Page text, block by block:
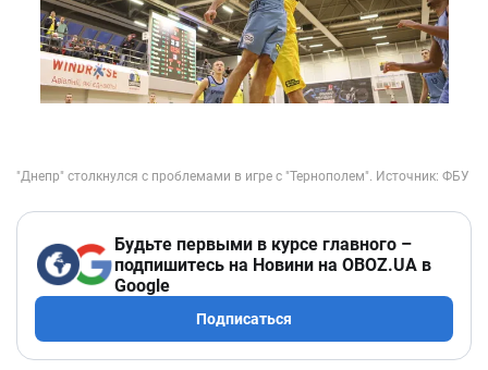
Будьте первыми в курсе главного –
подпишитесь на Новини на OBOZ.UA в
Google
Подписаться